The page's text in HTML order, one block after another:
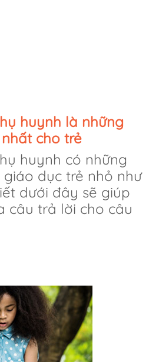
huynh là những
cho trẻ
huynh có những
dục trẻ nhỏ như
dưới đây sẽ giúp
câu trả lời cho câu